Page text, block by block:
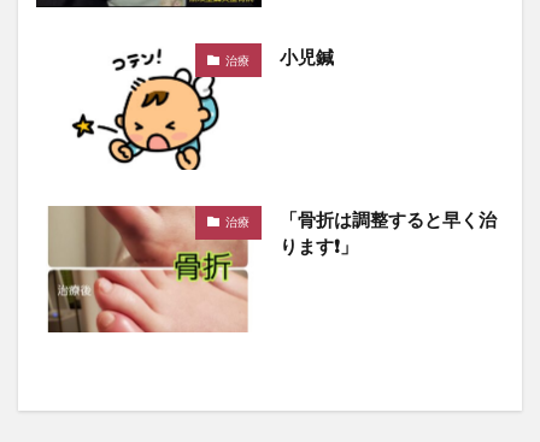
治療 小児鍼
治療
「骨折は調整すると早く治
ります❗」